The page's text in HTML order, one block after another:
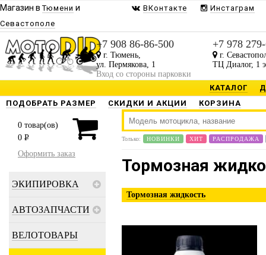
Магазин вТюмени и
Севастополе
ВКонтакте Инстаграм
+7 908 86-86-500
г. Тюмень,
ул. Пермякова, 1
Вход со стороны парковки
+7 978
г.
ТЦ Диалог, 1
КАТАЛОГ
ПОДОБРАТЬ РАЗМЕР
СКИДКИ И АКЦИИ КОРЗИНА
0 товар(ов)
0 P
Оформить заказ
ЭКИПИРОВКА
АВТОЗАПЧАСТИ
ВЕЛОТОВАРЫ
Только: НОВИНКИ ХИТ РАСПРОДАЖА
Тормозная
Тормозная жидкость